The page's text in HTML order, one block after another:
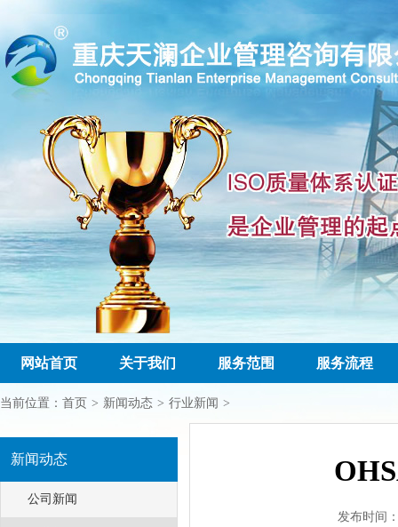
网站首页 关于我们 服务范围 服务流程
当前位置： 首页 > 新闻动态 > 行业新闻 >
新闻动态
公司新闻
发布时间